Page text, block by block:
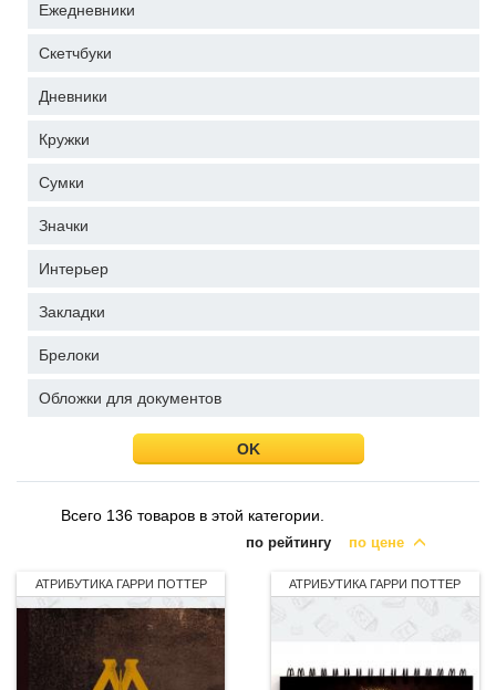
Ежедневники
Скетчбуки
Дневники
Кружки
Сумки
Значки
Интерьер
Закладки
Брелоки
Обложки для документов
OK
Всего 136 товаров в этой категории.
по цене
по рейтингу
АТРИБУТИКА ГАРРИ ПОТТЕР АТРИБУТИКА ГАРРИ ПОТТЕР